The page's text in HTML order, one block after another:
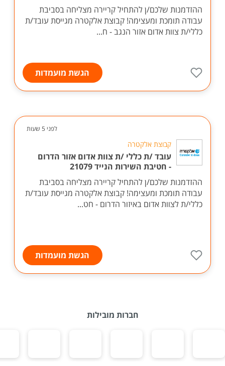
ההזדמנות שלכם/ן להתחיל קריירה מצליחה בסביבת
עבודה תומכת ומעצימה! קבוצת אלקטרה מגייסת עובד/ת
כללי/ת צוות אדום אזור הנגב - ח...
הגשת מועמדות
לפני 5 שעות
קבוצת אלקטרה
עובד /ת כללי /ת צוות אדום אזור הדרום
- חטיבת השירות הנייד 21079
ההזדמנות שלכם/ן להתחיל קריירה מצליחה בסביבת
עבודה תומכת ומעצימה! קבוצת אלקטרה מגייסת עובד/ת
כללי/ת לצוות אדום באיזור הדרום - חט...
הגשת מועמדות
חברות מובילות